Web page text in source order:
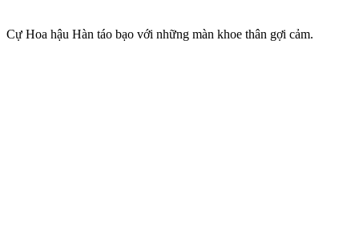
Cự Hoa hậu Hàn táo bạo với những màn khoe thân gợi cảm.